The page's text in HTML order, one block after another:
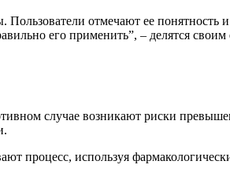
отмечают ее понятность
его применить”, – делятся
случае возникают риски
процесс, используя